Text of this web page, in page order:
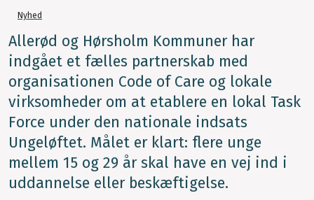
Nyhed
Allerød og Hørsholm Kommuner har
indgået et fælles partnerskab med
organisationen Code of Care og lokale
virksomheder om at etablere en lokal Task
Force under den nationale indsats
Ungeløftet. Målet er klart: flere unge
mellem 15 og 29 år skal have en vej ind i
uddannelse eller beskæftigelse.